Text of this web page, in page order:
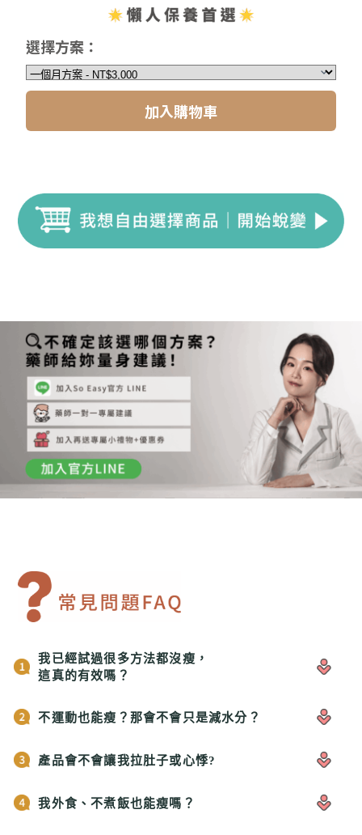
選擇方案：
加入購物車
我已經試過很多方法都沒瘦，
這真的有效嗎？
不運動也能瘦？那會不會只是減水分？
產品會不會讓我拉肚子或心悸?
我外食、不煮飯也能瘦嗎？